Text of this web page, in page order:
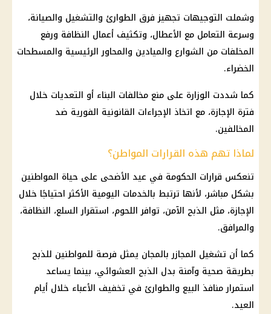
وشملت التوجيهات تجهيز فرق الطوارئ والتشغيل والصيانة،
وسرعة التعامل مع الأعطال، وتكثيف أعمال النظافة ورفع
المخلفات من الشوارع والميادين والمحاور الرئيسية والمسطحات
الخضراء.
كما شددت الوزارة على منعمخالفات البناء أو التعديات خلال
فترة الإجازة، مع اتخاذ الإجراءات القانونية الفورية ضد
المخالفين.
لماذا تهم هذه القرارات المواطن؟
تنعكس قرارات الحكومة في عيد الأضحى على حياة المواطنين
بشكل مباشر، لأنها ترتبط بالخدمات اليومية الأكثر احتياجًا خلال
الإجازة، مثل الذبح الآمن، توافراللحوم، استقرار السلع، النظافة،
والمرافق.
كما أن تشغيل المجازر بالمجان يمثل فرصة للمواطنين للذبح
بطريقة صحية وآمنة بدل الذبح العشوائي، بينما يساعد
استمرار منافذ البيع والطوارئ في تخفيف الأعباء خلال أيام
العيد.